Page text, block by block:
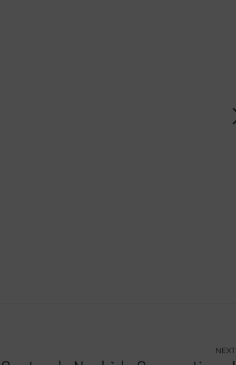
NEXT